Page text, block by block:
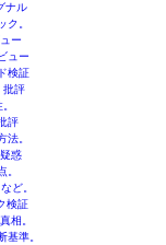
ナル
ク。
ー
ュー
検証
批評
評
法。
惑
。
ど。
検証
相。
基準。